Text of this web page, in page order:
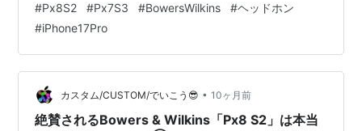
ています。 それでも前回述べたように悩み続けているの
は、「ボーカル」の特性によるものです。 「Px8 S2」は
ボーカルものも行けるのですが、中音域がやや引っ込ん
だ感じがあり、対する「Px7 S3」は耳元で囁くよような
歌声を聴くことができるのです。 この部…
#Px8S2 #Px7S3 #BowersWilkins #ヘッドホン
#iPhone17Pro
カスタム/CUSTOM/でいこう😎 • 10ヶ月前
絶賛されるBowers & Wilkins「Px8 S2」は本当